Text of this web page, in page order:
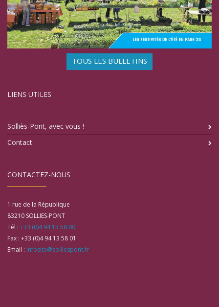
TOUS LES BULLETINS
LIENS UTILES
Solliès-Pont, avec vous !
Contact
CONTACTEZ-NOUS
1 rue de la République
83210 SOLLIES-PONT
Tél : +33 (0)4 94 13 58 00
Fax : +33 (0)4 94 13 58 01
Email : infosite@solliespont.fr